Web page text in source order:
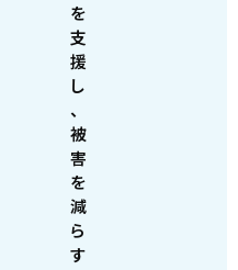
を
支
援
し
、
被
害
を
減
ら
す